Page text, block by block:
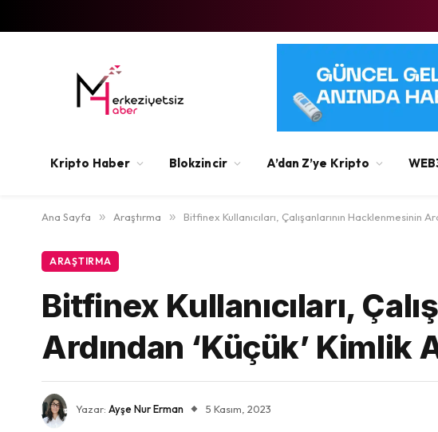
Kripto Haber Blokzincir A’dan Z’ye Kripto
Ana Sayfa » Araştırma » Bitfinex Kullanıcıları, Çalışanlarının Hacklenmesinin
ARAŞTIRMA
Bitfinex Kullanıcıları,
Ardından ‘Küçük’ Kimlik
Yazar: Ayşe Nur Erman 5 Kasım, 2023